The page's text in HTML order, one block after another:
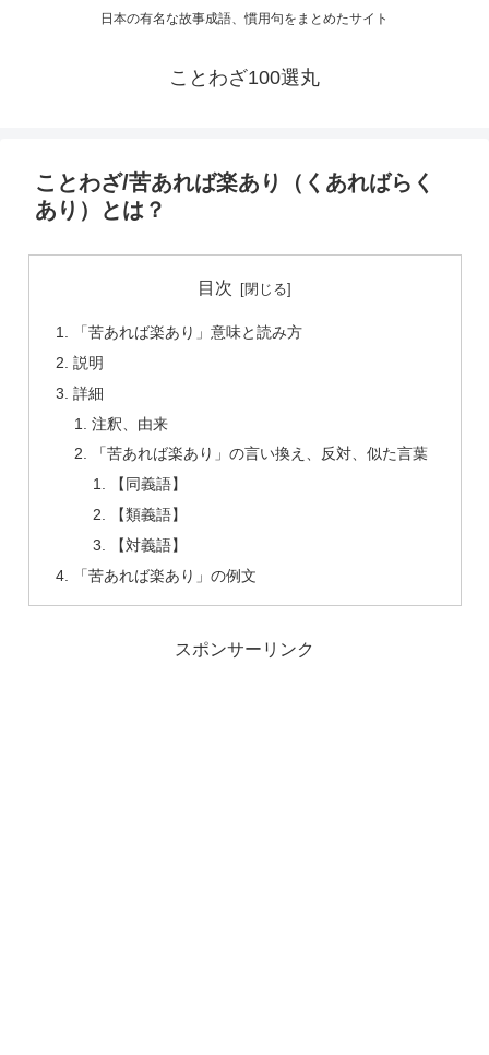
日本の有名な故事成語、慣用句をまとめたサイト
ことわざ100選丸
ことわざ/苦あれば楽あり（くあればらく
あり）とは？
目次
「苦あれば楽あり」意味と読み方
説明
詳細
注釈、由来
「苦あれば楽あり」の言い換え、反対、似た言葉
【同義語】
【類義語】
【対義語】
「苦あれば楽あり」の例文
スポンサーリンク